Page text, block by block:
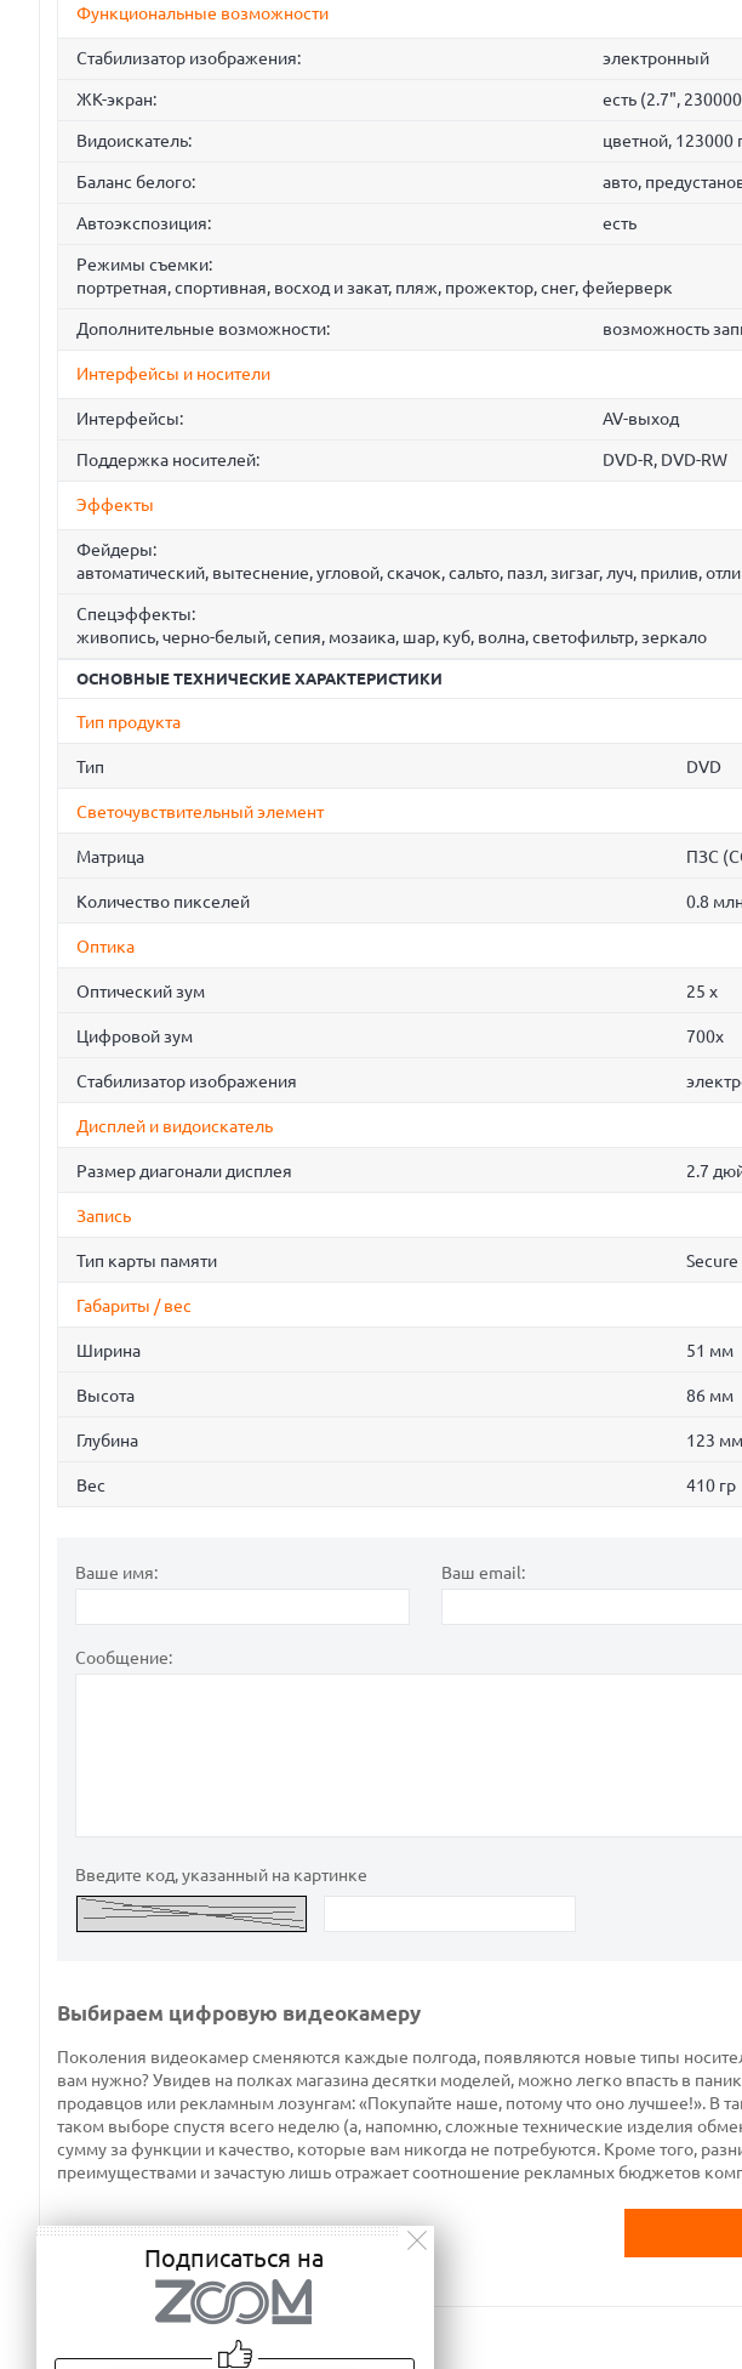
Функциональные возможности
Стабилизатор изображения: электронный
ЖК-экран: есть (2.7",
Видоискатель: цветной, 123000
Баланс белого: авто,
Автоэкспозиция: есть
Режимы съемки:
портретная, спортивная, восход и закат, пляж, прожектор, снег, фейерверк
Дополнительные возможности: возможность
Интерфейсы и носители
Интерфейсы: AV-выход
Поддержка носителей: DVD-R, DVD-RW
Эффекты
Фейдеры:
автоматический, вытеснение, угловой, скачок, сальто, пазл, зигзаг, луч, прилив,
Спецэффекты:
живопись, черно-белый, сепия, мозаика, шар, куб, волна, светофильтр, зеркало
ОСНОВНЫЕ ТЕХНИЧЕСКИЕ ХАРАКТЕРИСТИКИ
Тип продукта
Тип DVD
Светочувствительный элемент
Матрица ПЗС
Количество пикселей 0.8
Оптика
Оптический зум 25 x
Цифровой зум 700x
Стабилизатор изображения
Дисплей и видоискатель
Размер диагонали дисплея 2.7
Запись
Тип карты памяти
Габариты / вес
Ширина 51 мм
Высота 86 мм
Глубина 123 мм
Вес 410 гр
Ваше имя: Ваш email:
Сообщение:
Введите код, указанный на картинке
Выбираем цифровую видеокамеру
Поколения видеокамер сменяются каждые полгода, появляются новые типы
вам нужно? Увидев на полках магазина десятки моделей, можно легко впасть в
продавцов или рекламным лозунгам: «Покупайте наше, потому что оно лучшее!». В
таком выборе спустя всего неделю (а, напомню, сложные технические изделия
сумму за функции и качество, которые вам никогда не потребуются. Кроме того,
преимуществами и зачастую лишь отражает соотношение рекламных бюджетов
Подписаться на